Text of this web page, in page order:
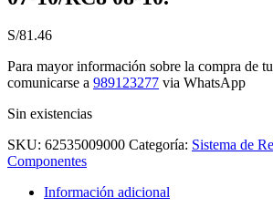
S/81.46
Para mayor información sobre la compra de
comunicarse a 989123277 via WhatsApp
Sin existencias
SKU: 62535009000 Categoría: Sistema de
Componentes
Información adicional